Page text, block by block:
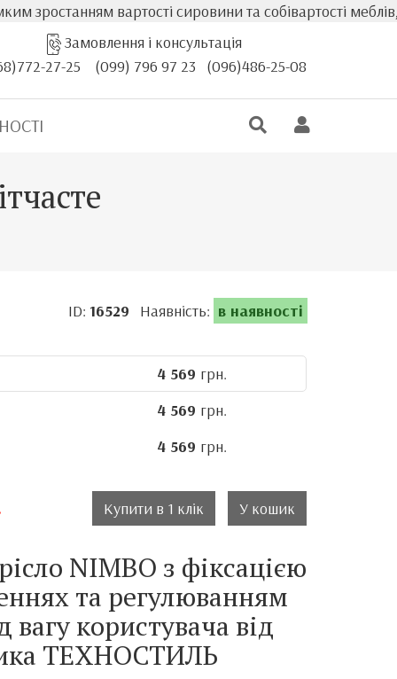
вартості сировини та собівартості меблів,
Замовлення і консультація
27-25
(099) 796 97 23 (096)486-25-08
ID: 16529 Наявність: в наявності
4 569 грн.
4 569 грн.
4 569 грн.
Купити в 1 клік У кошик
NIMBO з фіксацією
та регулюванням
вагу користувача від
ТЕХНОСТИЛЬ